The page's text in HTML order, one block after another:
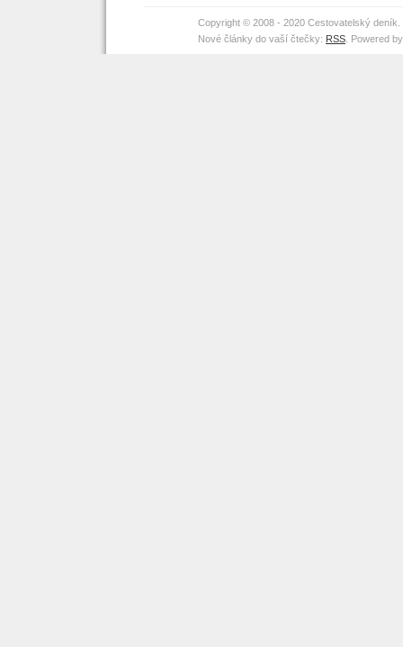
Copyright © 2008 - 2020 Cestovatelský
Nové články do vaší čtečky: RSS . Powered